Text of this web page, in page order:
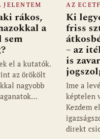
JELENTEM
rákos,
a
sem
el a kutatók.
az örökölt
nagyobb
AZ
Ki
friss
– az
is
Ime a
képtelen
Kezdem
direkt